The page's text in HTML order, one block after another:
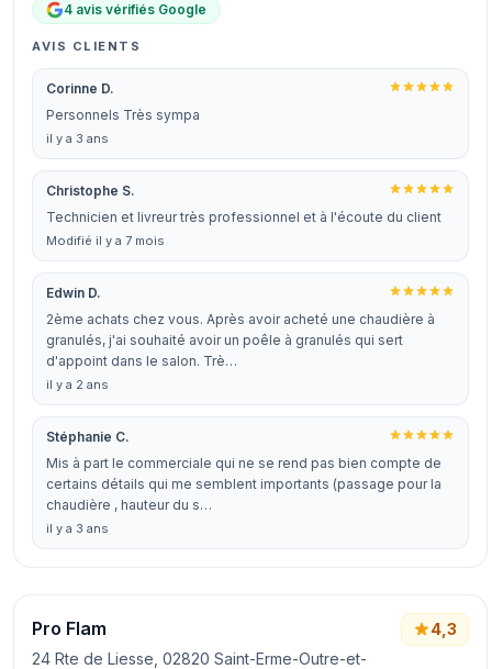
4 avis vérifiés Google
AVIS CLIENTS
Corinne D.
Personnels Très sympa
il y a 3 ans
Christophe S.
Technicien et livreur très professionnel et à l'écoute du client
Modifié il y a 7 mois
Edwin D.
2ème achats chez vous. Après avoir acheté une chaudière à
granulés, j'ai souhaité avoir un poêle à granulés qui sert
d'appoint dans le salon. Trè…
il y a 2 ans
Stéphanie C.
Mis à part le commerciale qui ne se rend pas bien compte de
certains détails qui me semblent importants (passage pour la
chaudière , hauteur du s…
il y a 3 ans
Pro Flam
24 Rte de Liesse, 02820 Saint-Erme-Outre-et-
4,3